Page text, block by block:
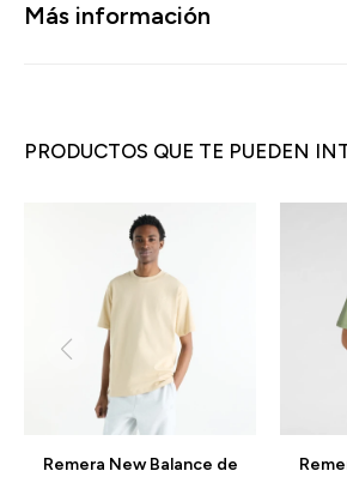
Más información
PRODUCTOS QUE TE PUEDEN
Remera New Balance de